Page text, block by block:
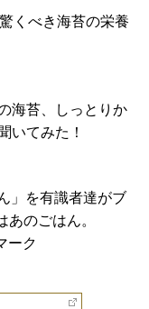
くべき海苔の栄養
海苔、しっとりか
いてみた！
」を有識者達がブ
のごはん。
ーク